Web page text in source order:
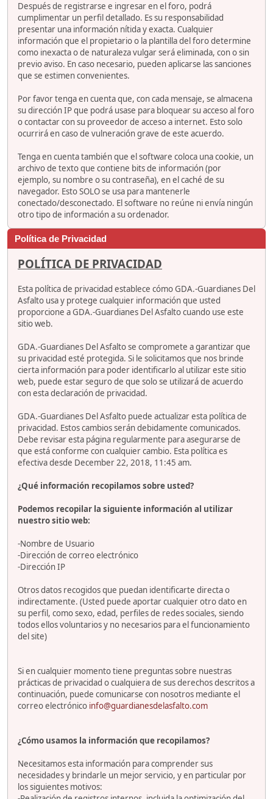
Después de registrarse e ingresar en el foro, podrá
cumplimentar un perfil detallado. Es su responsabilidad
presentar una información nítida y exacta. Cualquier
información que el propietario o la plantilla del foro determine
como inexacta o de naturaleza vulgar será eliminada, con o sin
previo aviso. En caso necesario, pueden aplicarse las sanciones
que se estimen convenientes.
Por favor tenga en cuenta que, con cada mensaje, se almacena
su dirección IP que podrá usase para bloquear su acceso al foro
o contactar con su proveedor de acceso a internet. Esto solo
ocurrirá en caso de vulneración grave de este acuerdo.
Tenga en cuenta también que el software coloca una cookie, un
archivo de texto que contiene bits de información (por
ejemplo, su nombre o su contraseña), en el caché de su
navegador. Esto SOLO se usa para mantenerle
conectado/desconectado. El software no reúne ni envía ningún
otro tipo de información a su ordenador.
Política de Privacidad
POLÍTICA DE PRIVACIDAD
Esta política de privacidad establece cómo GDA.-Guardianes Del
Asfalto usa y protege cualquier información que usted
proporcione a GDA.-Guardianes Del Asfalto cuando use este
sitio web.
GDA.-Guardianes Del Asfalto se compromete a garantizar que
su privacidad esté protegida. Si le solicitamos que nos brinde
cierta información para poder identificarlo al utilizar este sitio
web, puede estar seguro de que solo se utilizará de acuerdo
con esta declaración de privacidad.
GDA.-Guardianes Del Asfalto puede actualizar esta política de
privacidad. Estos cambios serán debidamente comunicados.
Debe revisar esta página regularmente para asegurarse de
que está conforme con cualquier cambio. Esta política es
efectiva desde December 22, 2018, 11:45 am.
¿Qué información recopilamos sobre usted?
Podemos recopilar la siguiente información al utilizar
nuestro sitio web:
-Nombre de Usuario
-Dirección de correo electrónico
-Dirección IP
Otros datos recogidos que puedan identificarte directa o
indirectamente. (Usted puede aportar cualquier otro dato en
su perfil, como sexo, edad, perfiles de redes sociales, siendo
todos ellos voluntarios y no necesarios para el funcionamiento
del site)
Si en cualquier momento tiene preguntas sobre nuestras
prácticas de privacidad o cualquiera de sus derechos descritos a
continuación, puede comunicarse con nosotros mediante el
correo electrónico info@guardianesdelasfalto.com
¿Cómo usamos la información que recopilamos?
Necesitamos esta información para comprender sus
necesidades y brindarle un mejor servicio, y en particular por
los siguientes motivos: